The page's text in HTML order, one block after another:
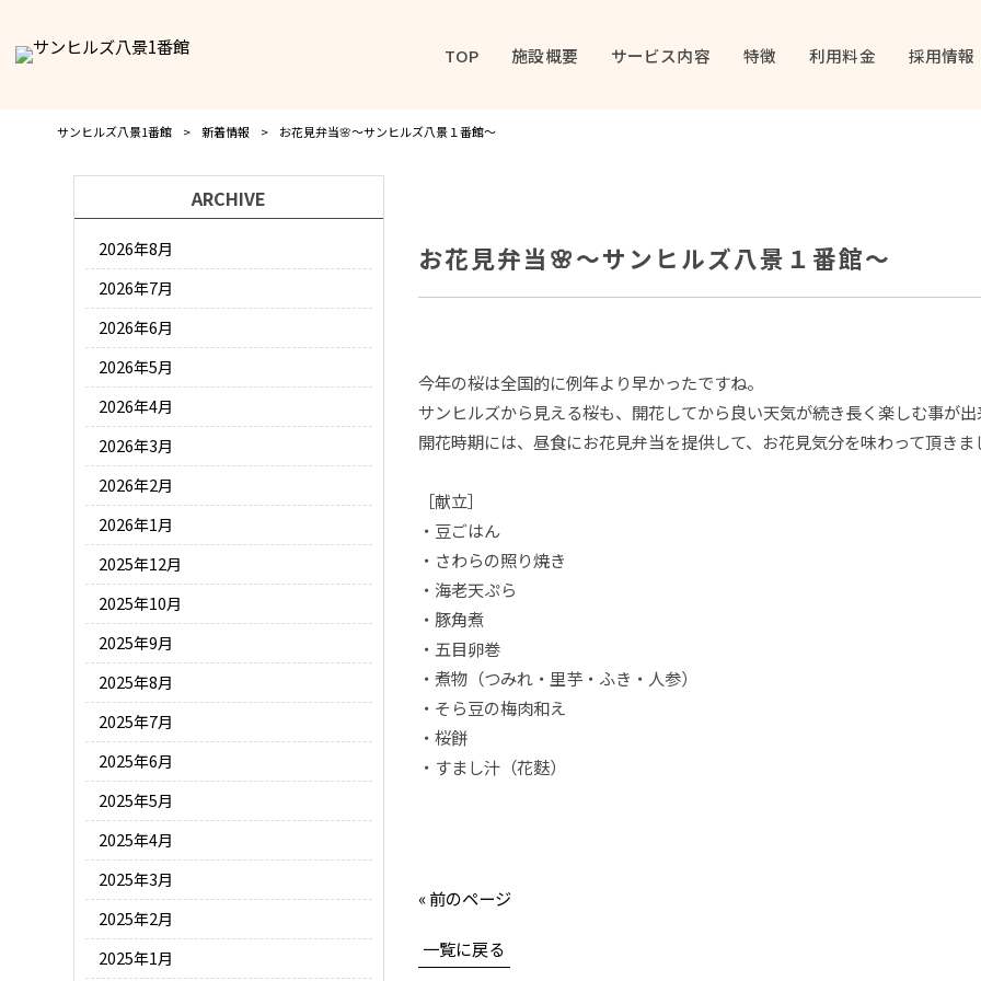
TOP 施設概要 サービス内容 特徴 利用料金 採用情報
サンヒルズ八景1番館 > 新着情報 > お花見弁当🌸～サンヒルズ八景１番館～
お花見弁当🌸～サンヒルズ八景１番館～
今年の桜は全国的に例年より早かったですね。
サンヒルズから見える桜も、開花してから良い天気が続き長く楽しむ事が出
開花時期には、昼食にお花見弁当を提供して、お花見気分を味わって頂きま
［献立］
・豆ごはん
・さわらの照り焼き
・海老天ぷら
・豚角煮
・五目卵巻
・煮物（つみれ・里芋・ふき・人参）
・そら豆の梅肉和え
・桜餅
・すまし汁（花麩）
« 前のページ
一覧に戻る
ARCHIVE
2026年8月
2026年7月
2026年6月
2026年5月
2026年4月
2026年3月
2026年2月
2026年1月
2025年12月
2025年10月
2025年9月
2025年8月
2025年7月
2025年6月
2025年5月
2025年4月
2025年3月
2025年2月
2025年1月